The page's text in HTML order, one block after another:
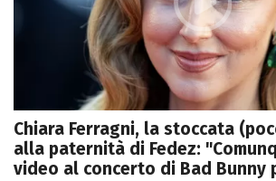
Chiara Ferragni, la stoccata
alla paternità di Fedez:
video al concerto di Bad Bunny